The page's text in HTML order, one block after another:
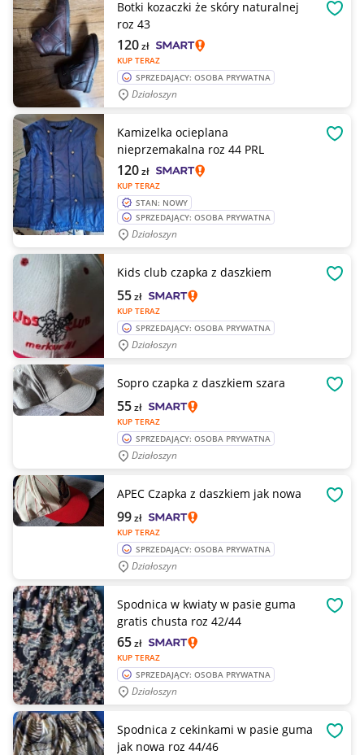
Botki kozaczki że skóry naturalnej
roz 43
KUP TERAZ
120zł
SPRZEDAJĄCY: OSOBA PRYWATNA
Działoszyn
Kamizelka ocieplana
nieprzemakalna roz 44 PRL
KUP TERAZ
120zł
STAN: NOWY
SPRZEDAJĄCY: OSOBA PRYWATNA
Działoszyn
Kids club czapka z daszkiem
KUP TERAZ
55zł
SPRZEDAJĄCY: OSOBA PRYWATNA
Działoszyn
Sopro czapka z daszkiem szara
KUP TERAZ
55zł
SPRZEDAJĄCY: OSOBA PRYWATNA
Działoszyn
APEC Czapka z daszkiem jak nowa
KUP TERAZ
99zł
SPRZEDAJĄCY: OSOBA PRYWATNA
Działoszyn
Spodnica w kwiaty w pasie guma
gratis chusta roz 42/44
KUP TERAZ
65zł
SPRZEDAJĄCY: OSOBA PRYWATNA
Działoszyn
Spodnica z cekinkami w pasie guma
jak nowa roz 44/46